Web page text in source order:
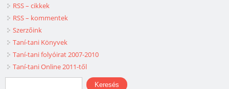
RSS – cikkek
RSS – kommentek
Szerzőink
Taní-tani Könyvek
Taní-tani folyóirat 2007-2010
Taní-tani Online 2011-től
Keresés űrlap
Keresés